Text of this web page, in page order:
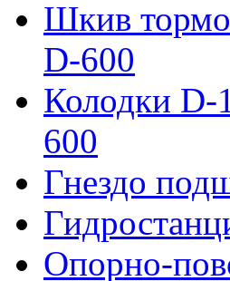
Шкив
D-600
Колодки D-
600
Гнездо
Опорно-